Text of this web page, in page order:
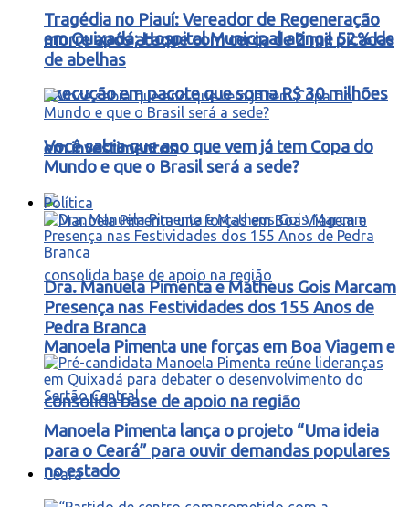
em Quixadá; Hospital Municipal atinge 52% de
execução em pacote que soma R$ 30 milhões
em investimentos
Manoela Pimenta une forças em Boa Viagem e
consolida base de apoio na região
Ceará
Tragédia no Piauí: Vereador de Regeneração
morre após ataque com cerca de 2 mil picadas
de abelhas
Você sabia que ano que vem já tem Copa do
Mundo e que o Brasil será a sede?
Política
Dra. Manuela Pimenta e Matheus Gois Marcam
Presença nas Festividades dos 155 Anos de
Pedra Branca
Manoela Pimenta lança o projeto “Uma ideia
para o Ceará” para ouvir demandas populares
no estado